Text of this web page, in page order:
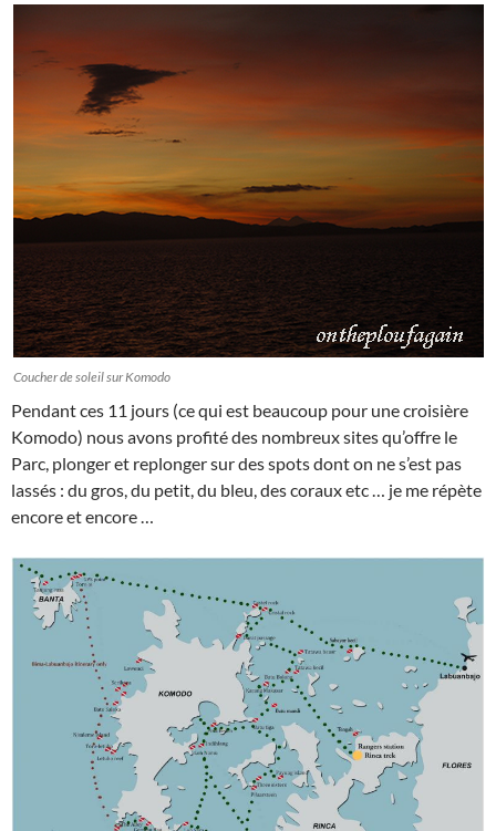
Coucher de soleil sur Komodo
Pendant ces 11 jours (ce qui est beaucoup pour une croisière
Komodo) nous avons profité des nombreux sites qu’offre le
Parc, plonger et replonger sur des spots dont on ne s’est pas
lassés : du gros, du petit, du bleu, des coraux etc … je me répète
encore et encore …